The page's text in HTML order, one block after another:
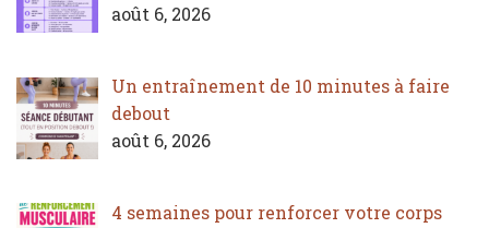
août 6, 2026
Un entraînement de 10 minutes à faire
debout
août 6, 2026
4 semaines pour renforcer votre corps